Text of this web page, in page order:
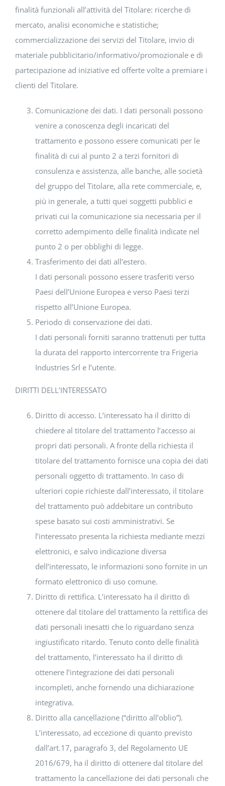
finalità funzionali all’attività del Titolare: ricerche di
mercato, analisi economiche e statistiche;
commercializzazione dei servizi del Titolare, invio di
materiale pubblicitario/informativo/promozionale e di
partecipazione ad iniziative ed offerte volte a premiare i
clienti del Titolare.
Comunicazione dei dati. I dati personali possono
venire a conoscenza degli incaricati del
trattamento e possono essere comunicati per le
finalità di cui al punto 2 a terzi fornitori di
consulenza e assistenza, alle banche, alle società
del gruppo del Titolare, alla rete commerciale, e,
più in generale, a tutti quei soggetti pubblici e
privati cui la comunicazione sia necessaria per il
corretto adempimento delle finalità indicate nel
punto 2 o per obblighi di legge.
Trasferimento dei dati all’estero.
I dati personali possono essere trasferiti verso
Paesi dell’Unione Europea e verso Paesi terzi
rispetto all’Unione Europea.
Periodo di conservazione dei dati.
I dati personali forniti saranno trattenuti per tutta
la durata del rapporto intercorrente tra Frigeria
Industries Srl e l’utente.
DIRITTI DELL’INTERESSATO
Diritto di accesso. L’interessato ha il diritto di
chiedere al titolare del trattamento l’accesso ai
propri dati personali. A fronte della richiesta il
titolare del trattamento fornisce una copia dei dati
personali oggetto di trattamento. In caso di
ulteriori copie richieste dall’interessato, il titolare
del trattamento può addebitare un contributo
spese basato sui costi amministrativi. Se
l’interessato presenta la richiesta mediante mezzi
elettronici, e salvo indicazione diversa
dell’interessato, le informazioni sono fornite in un
formato elettronico di uso comune.
Diritto di rettifica. L’interessato ha il diritto di
ottenere dal titolare del trattamento la rettifica dei
dati personali inesatti che lo riguardano senza
ingiustificato ritardo. Tenuto conto delle finalità
del trattamento, l’interessato ha il diritto di
ottenere l’integrazione dei dati personali
incompleti, anche fornendo una dichiarazione
integrativa.
Diritto alla cancellazione (“diritto all’oblio”).
L’interessato, ad eccezione di quanto previsto
dall’art.17, paragrafo 3, del Regolamento UE
2016/679, ha il diritto di ottenere dal titolare del
trattamento la cancellazione dei dati personali che